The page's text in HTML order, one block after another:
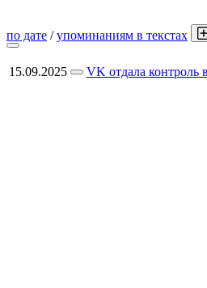
по дате /упоминаниям в текстах
15.09.2025 VK отдала контроль